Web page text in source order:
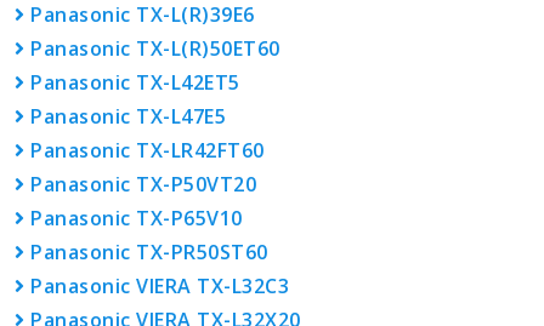
Panasonic TX-L(R)39E6
Panasonic TX-L(R)50ET60
Panasonic TX-L42ET5
Panasonic TX-L47E5
Panasonic TX-LR42FT60
Panasonic TX-P50VT20
Panasonic TX-P65V10
Panasonic TX-PR50ST60
Panasonic VIERA TX-L32C3
Panasonic VIERA TX-L32X20